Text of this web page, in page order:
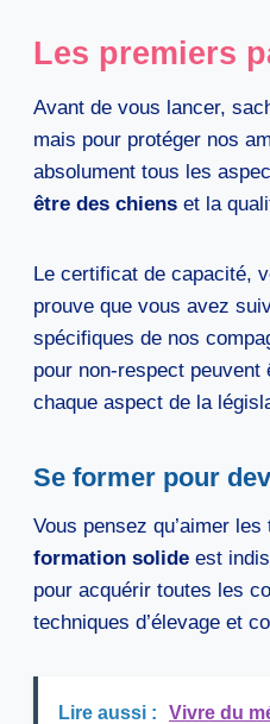
Les premiers
Avant de vous lancer,
mais pour protéger nos
absolument tous les
être des chiens et la
Le certificat de capacité,
prouve que vous avez
spécifiques de nos
pour non-respect
chaque aspect de la
Se former pour
Vous pensez qu’aimer
formation solide est
pour acquérir toutes les
techniques d’élevage et
Lire aussi : Vivre du